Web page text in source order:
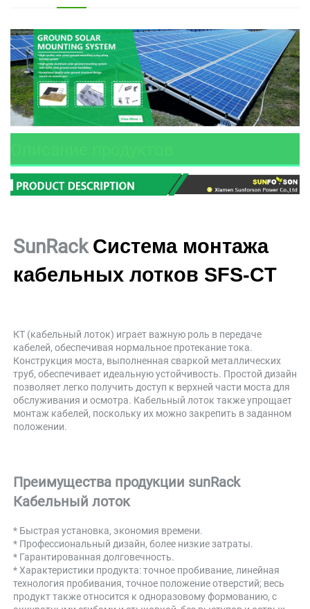
SunRack Система монтажа
кабельных лотков SFS-CT
КТ (кабельный лоток) играет важную роль в передаче
кабелей, обеспечивая нормальное протекание тока.
Конструкция моста, выполненная сваркой металлических
труб, обеспечивает идеальную устойчивость. Простой дизайн
позволяет легко получить доступ к верхней части моста для
обслуживания и осмотра. Кабельный лоток также упрощает
монтаж кабелей, поскольку их можно закрепить в заданном
положении.
Преимущества продукции
sunRack
Кабельный лоток
* Быстрая установка, экономия времени.
* Профессиональный дизайн, более низкие затраты.
* Гарантированная долговечность.
* Характеристики продукта: точное пробивание, линейная
технология пробивания, точное положение отверстий; весь
продукт также относится к одноразовому формованию, с